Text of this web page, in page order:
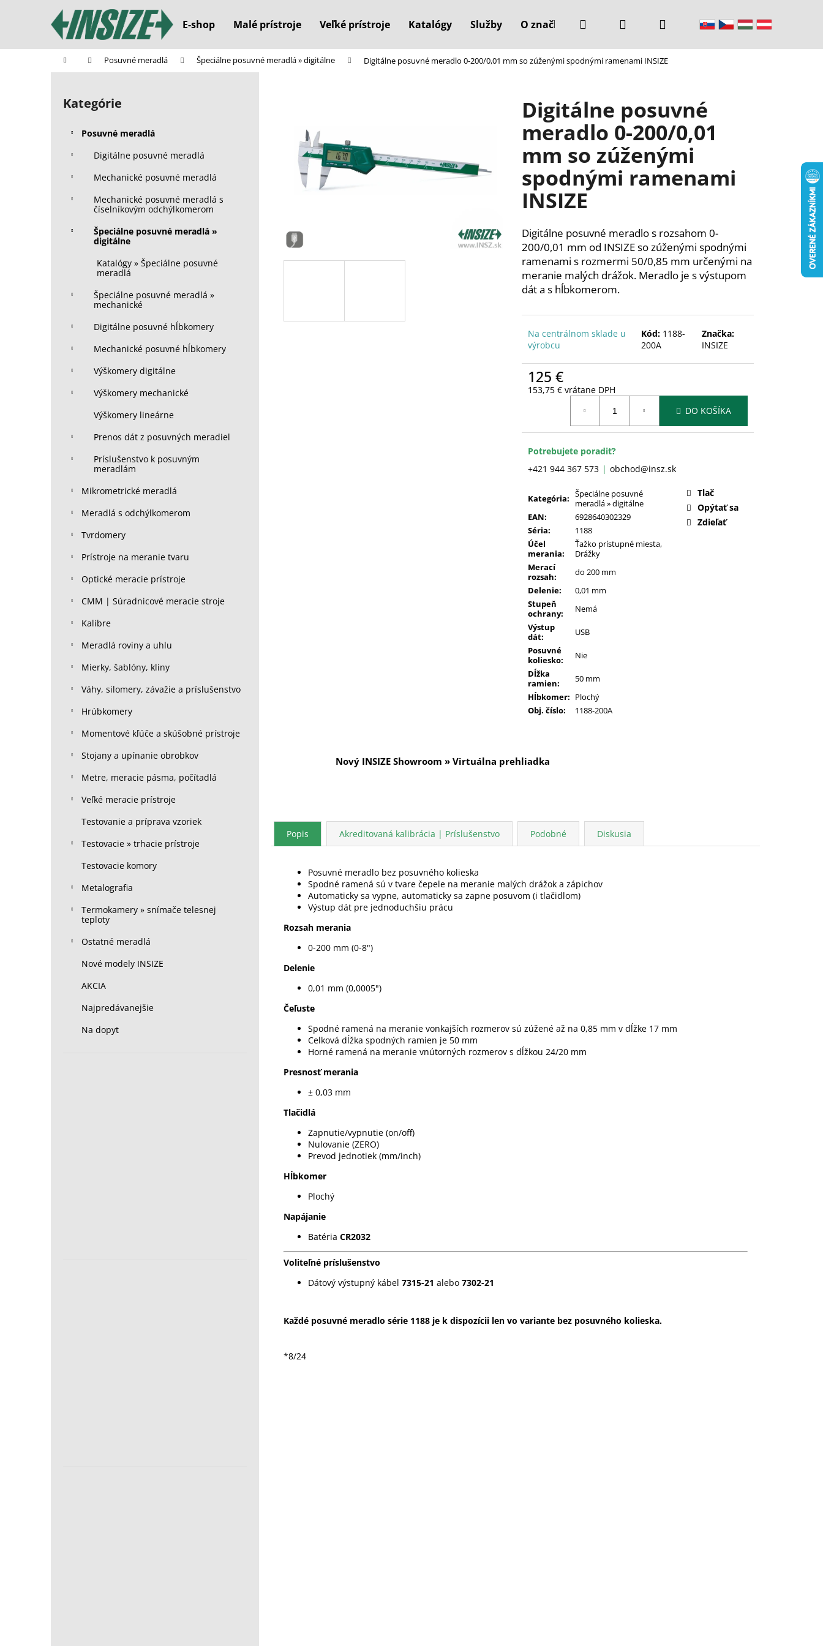
E-shop Malé prístroje Veľké prístroje Katalógy Služby O značke Kontakty
Hľadať PrihlásenieNákupný
Domov Posuvné meradlá Špeciálne posuvné meradlá » digitálne Digitálne posuvné meradlo 0-200/0,01 mm so zúženými spodnými ramenami INSIZE
B
Preskočiť
kategórie
Kategórie
Posuvné meradlá
Digitálne posuvné meradlá
Mechanické posuvné meradlá
Mechanické posuvné meradlá s
číselníkovým odchýlkomerom
Špeciálne posuvné meradlá »
digitálne
Katalógy » Špeciálne posuvné
meradlá
Špeciálne posuvné meradlá »
mechanické
Digitálne posuvné hĺbkomery
Mechanické posuvné hĺbkomery
Výškomery digitálne
Výškomery mechanické
Výškomery lineárne
Prenos dát z posuvných meradiel
Príslušenstvo k posuvným
meradlám
Mikrometrické meradlá
Meradlá s odchýlkomerom
Tvrdomery
Prístroje na meranie tvaru
Optické meracie prístroje
CMM | Súradnicové meracie stroje
Kalibre
Meradlá roviny a uhlu
Mierky, šablóny, kliny
Váhy, silomery, závažie a príslušenstvo
Hrúbkomery
Momentové kľúče a skúšobné prístroje
Stojany a upínanie obrobkov
Metre, meracie pásma, počítadlá
Veľké meracie prístroje
Testovanie a príprava vzoriek
Testovacie » trhacie prístroje
Testovacie komory
Metalografia
Termokamery » snímače telesnej
teploty
Ostatné meradlá
Nové modely INSIZE
AKCIA
Najpredávanejšie
Na dopyt
Digitálne posuvné
meradlo 0-200/0,01
mm so zúženými
spodnými ramenami
INSIZE
Digitálne posuvné meradlo s rozsahom 0-
200/0,01 mm od INSIZE so zúženými spodnými
ramenami s rozmermi 50/0,85 mm určenými na
meranie malých drážok. Meradlo je s výstupom
dát a s hĺbkomerom.
Na centrálnom sklade u
výrobcu
Kód: 1188-
200A
Značka:
INSIZE
125 €
153,75 € vrátane DPH
DO KOŠÍKA
Potrebujete poradiť?
+421 944 367 573
obchod@insz.sk
Kategória: Špeciálne posuvné
meradlá » digitálne
EAN:
6928640302329
Séria:
1188
Účel
merania:
Ťažko prístupné miesta,
Drážky
Merací
rozsah:
do 200 mm
Delenie:
0,01 mm
Stupeň
ochrany:
Nemá
Výstup
dát:
USB
Posuvné
koliesko:
Nie
Dĺžka
ramien:
50 mm
Hĺbkomer: Plochý
Obj. číslo: 1188-200A
Tlač
Opýtať sa
Zdieľať
Nový INSIZE Showroom » Virtuálna prehliadka
Popis Akreditovaná kalibrácia | Príslušenstvo Podobné Diskusia
Posuvné meradlo bez posuvného kolieska
Spodné ramená sú v tvare čepele na meranie malých drážok a zápichov
Automaticky sa vypne, automaticky sa zapne posuvom (i tlačidlom)
Výstup dát pre jednoduchšiu prácu
Rozsah merania
0-200 mm (0-8")
Delenie
0,01 mm (0,0005")
Čeľuste
Spodné ramená na meranie vonkajších rozmerov sú zúžené až na 0,85 mm v dĺžke 17 mm
Celková dĺžka spodných ramien je 50 mm
Horné ramená na meranie vnútorných rozmerov s dĺžkou 24/20 mm
Presnosť merania
± 0,03 mm
Tlačidlá
Zapnutie/vypnutie (on/off)
Nulovanie (ZERO)
Prevod jednotiek (mm/inch)
Hĺbkomer
Plochý
Napájanie
Batéria CR2032
Voliteľné príslušenstvo
Dátový výstupný kábel 7315-21 alebo 7302-21
Každé posuvné meradlo série 1188 je k dispozícii len vo variante bez posuvného kolieska.
*8/24
í
Späť
do
Späť
do
Čo potrebujete nájsť?
Odporúčame